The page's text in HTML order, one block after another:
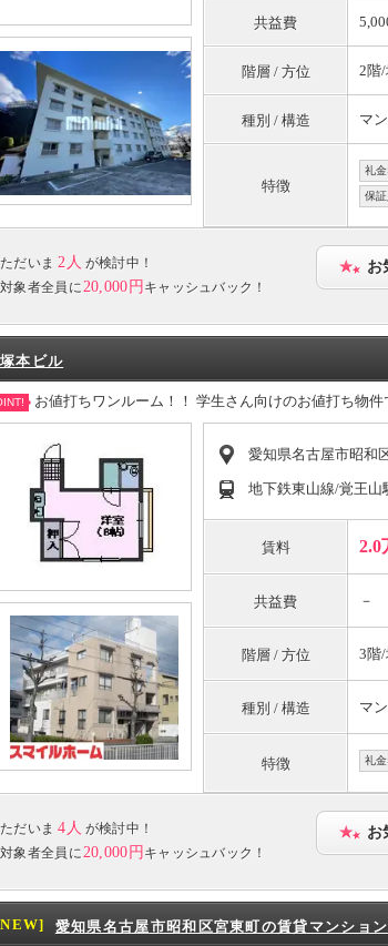
共益費
階層 / 方位 2階
種別 / 構造 マ
特徴
礼
保
ただいま 2人 が検討中！
対象者全員に20,000円 キャッシュバック！
お
塚本ビル
お値打ちワンルーム！！ 学生さん向けのお値打ち物
愛知県名古屋市昭和
地下鉄東山線/覚王山
賃料 2.0
共益費 －
階層 / 方位 3階
種別 / 構造 マ
特徴 礼金
ただいま 4人 が検討中！
対象者全員に 20,000円 キャッシュバック！
お
愛知県名古屋市昭和区宮東町の賃貸マンション